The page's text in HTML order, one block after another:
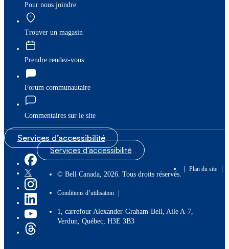
Pour nous joindre
Trouver un magasin
Prendre rendez-vous
Forum communautaire
Commentaires sur le site
Services d’accessibilité
Services d’accessibilité
© Bell Canada, 2026. Tous droits réservés.
| Plan du site |
Conditions d’utilisation |
1, carrefour Alexander-Graham-Bell, Aile A-7,
Verdun, Québec, H3E 3B3